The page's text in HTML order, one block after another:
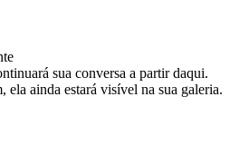
sua conversa a partir daqui.
ela ainda estará visível na sua galeria.